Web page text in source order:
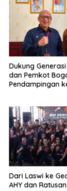
Dukung
dan Pemkot
Pendampingan
Dari Laswi ke
AHY dan